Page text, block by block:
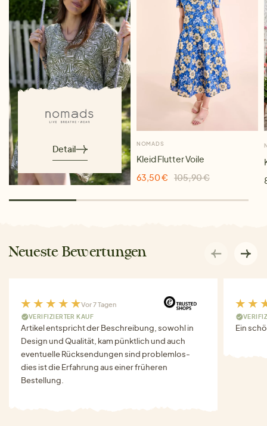
Detail NOMADS
Kleid Flutter Voile
63,50 €
105,90 €
Neueste Bewertungen
Vor 7 Tagen
VERIFIZIERTER KAUF
Artikel entspricht der Beschreibung, sowohl in
Design und Qualität, kam pünktlich und auch
eventuelle Rücksendungen sind problemlos-
dies ist die Erfahrung aus einer früheren
Bestellung.
Ein